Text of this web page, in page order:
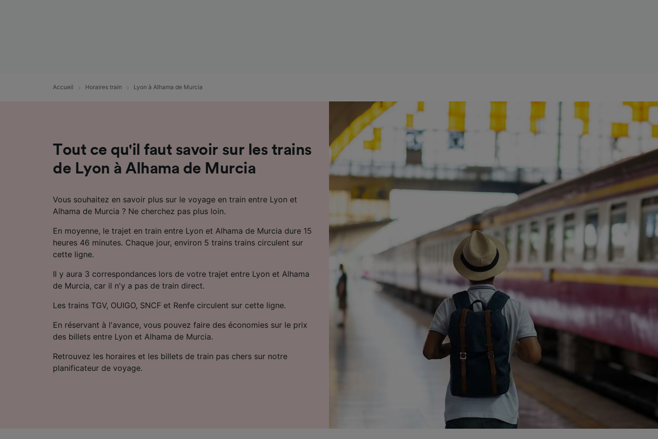
Accueil Horaires train Lyon à Alhama de Murcia
Tout ce qu'il faut savoir sur les trains
de Lyon à Alhama de Murcia
Vous souhaitez en savoir plus sur le voyage en train entre Lyon et
Alhama de Murcia ? Ne cherchez pas plus loin.
En moyenne, le trajet en train entre Lyon et Alhama de Murcia dure 15
heures 46 minutes. Chaque jour, environ 5 trains trains circulent sur
cette ligne.
Il y aura 3 correspondances lors de votre trajet entre Lyon et Alhama
de Murcia, car il n'y a pas de train direct.
Les trains TGV, OUIGO, SNCF et Renfe circulent sur cette ligne.
En réservant à l'avance, vous pouvez faire des économies sur le prix
des billets entre Lyon et Alhama de Murcia.
Retrouvez les horaires et les billets de train pas chers sur notre
planificateur de voyage.